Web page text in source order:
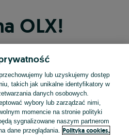
OLX!
przez Facebooka
przez konto Apple
przez konto Google
lub uzyskujemy dostęp
takich jak unikalne identyfikatory w
danych osobowych.
wybory lub zarządzać nimi,
momencie na stronie polityki
sygnalizowane naszym partnerom
dane przeglądania.
Polityka cookies,